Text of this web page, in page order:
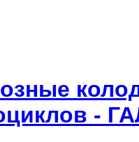
-